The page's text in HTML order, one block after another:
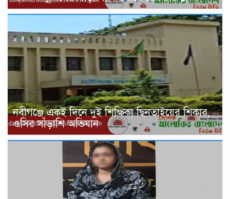
নবীগঞ্জে একই দিনে দুই শিক্ষিকা ছিনতাইয়ের শিকার,
ওসির সাঁড়াশি অভিযান